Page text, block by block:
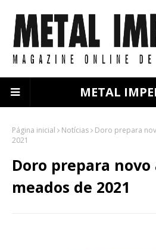
METAL
Página inicial Notícias
Doro prepara
2021
Doro prepara
meados de 2021